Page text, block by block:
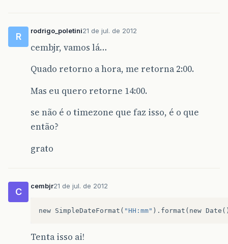
R
rodrigo_poletini21 de jul. de 2012
cembjr, vamos lá…
Quado retorno a hora, me retorna 2:00.
Mas eu quero retorne 14:00.
se não é o timezone que faz isso, é o que
então?
grato
C
cembjr21 de jul. de 2012
new SimpleDateFormat ( "HH:mm" ). format ( new Date
Tenta isso ai!